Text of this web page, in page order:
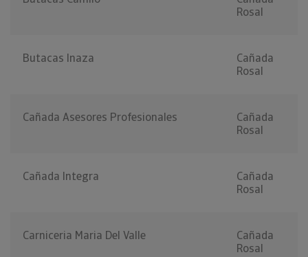
Rosal
Butacas Inaza
Cañada
Rosal
Cañada Asesores Profesionales
Cañada
Rosal
Cañada Integra
Cañada
Rosal
Carniceria Maria Del Valle
Cañada
Rosal